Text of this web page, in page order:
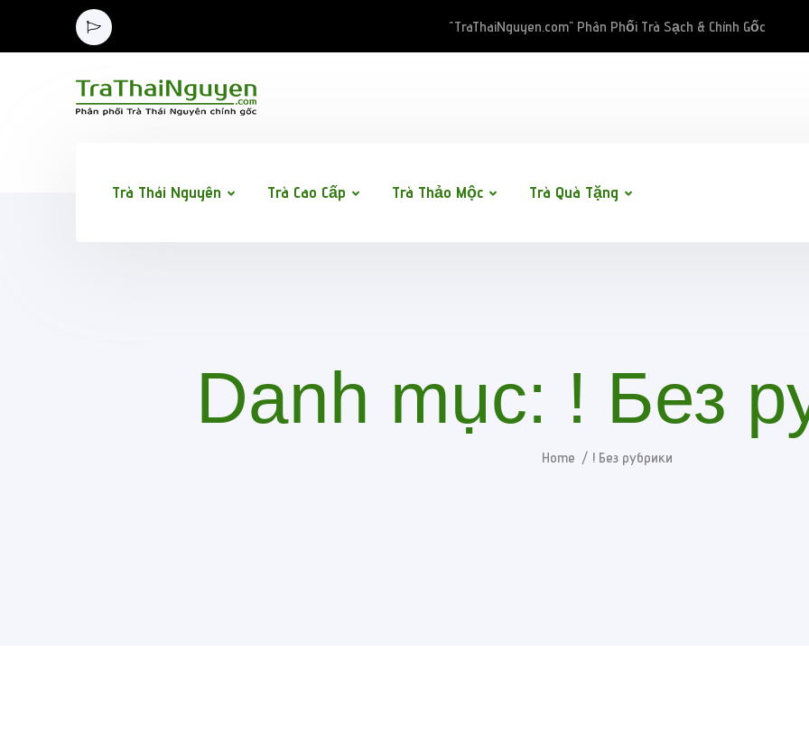
"TraThaiNguyen.com" Phân Phối Trà Sạch & Chính Gốc
Trà Thái Nguyên Trà Cao Cấp Trà Thảo Mộc Trà Quà Tặng
Danh mục: ! Без
Home ! Без рубрики